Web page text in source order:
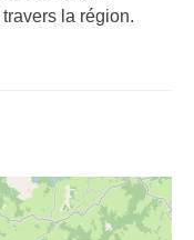
la région.